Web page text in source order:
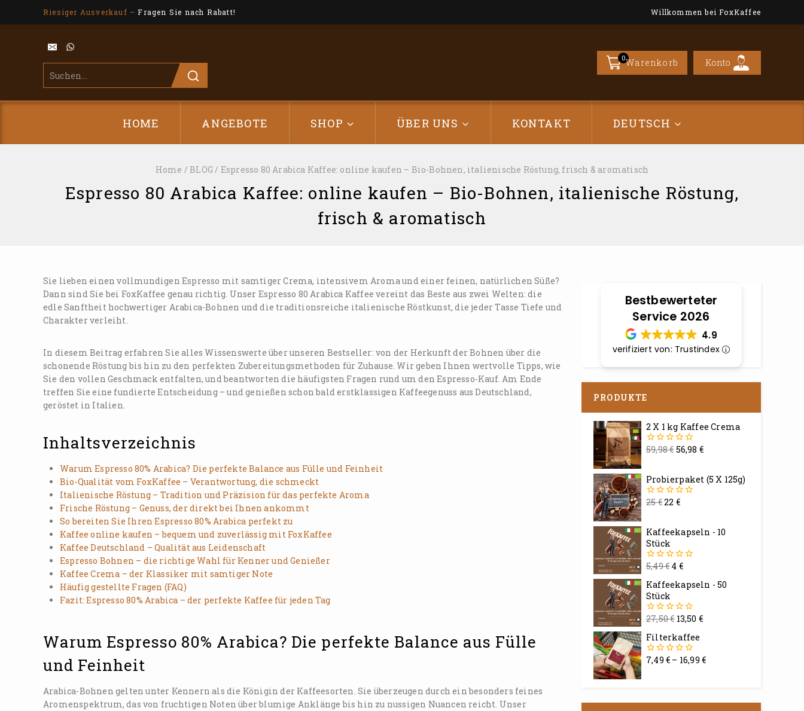
Riesiger Ausverkauf –Fragen Sie nach Rabatt! Willkommen bei FoxKaffee
0Warenkorb Konto
HOME ANGEBOTE SHOP ÜBER UNS KONTAKT DEUTSCH
Home / BLOG / Espresso 80 Arabica Kaffee: online kaufen – Bio-Bohnen, italienische Röstung, frisch & aromatisch
Espresso 80 Arabica Kaffee: online kaufen – Bio-Bohnen, italienische Röstung,
frisch & aromatisch
Sie lieben einen vollmundigen Espresso mit samtiger Crema, intensivem Aroma und einer feinen, natürlichen Süße?
Dann sind Sie bei FoxKaffee genau richtig. Unser Espresso 80 Arabica Kaffee vereint das Beste aus zwei Welten: die
edle Sanftheit hochwertiger Arabica-Bohnen und die traditionsreiche italienische Röstkunst, die jeder Tasse Tiefe und
Charakter verleiht.
In diesem Beitrag erfahren Sie alles Wissenswerte über unseren Bestseller: von der Herkunft der Bohnen über die
schonende Röstung bis hin zu den perfekten Zubereitungsmethoden für Zuhause. Wir geben Ihnen wertvolle Tipps, wie
Sie den vollen Geschmack entfalten, und beantworten die häufigsten Fragen rund um den Espresso-Kauf. Am Ende
treffen Sie eine fundierte Entscheidung – und genießen schon bald erstklassigen Kaffeegenuss aus Deutschland,
geröstet in Italien.
Inhaltsverzeichnis
Warum Espresso 80% Arabica? Die perfekte Balance aus Fülle und Feinheit
Bio-Qualität vom FoxKaffee – Verantwortung, die schmeckt
Italienische Röstung – Tradition und Präzision für das perfekte Aroma
Frische Röstung – Genuss, der direkt bei Ihnen ankommt
So bereiten Sie Ihren Espresso 80% Arabica perfekt zu
Kaffee online kaufen – bequem und zuverlässig mit FoxKaffee
Kaffee Deutschland – Qualität aus Leidenschaft
Espresso Bohnen – die richtige Wahl für Kenner und Genießer
Kaffee Crema – der Klassiker mit samtiger Note
Häufig gestellte Fragen (FAQ)
Fazit: Espresso 80% Arabica – der perfekte Kaffee für jeden Tag
Warum Espresso 80% Arabica? Die perfekte Balance aus Fülle
und Feinheit
Arabica-Bohnen gelten unter Kennern als die Königin der Kaffeesorten. Sie überzeugen durch ein besonders feines
Aromenspektrum, das von fruchtigen Noten über blumige Anklänge bis hin zu nussigen Nuancen reicht. Unser
Bestbewerteter
Service 2026
4.9
verifiziert von: Trustindex
PRODUKTE
2 X 1 kg Kaffee Crema
0
59,98€56,98 €
Probierpaket (5 X 125g)
0
25€22 €
Kaffeekapseln - 10
Stück
0
5
5,49€4 €
Kaffeekapseln - 50
Stück
0
5
27,50€ 13,50 €
Filterkaffee
0
7,49 € – 16,99€